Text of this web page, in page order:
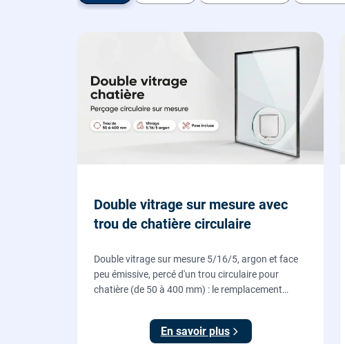
Double vitrage sur mesure avec
trou de chatière circulaire
Double vitrage sur mesure 5/16/5, argon et face
peu émissive, percé d'un trou circulaire pour
chatière (de 50 à 400 mm) : le remplacement
fourni et posé par nos vitriers.
En savoir plus